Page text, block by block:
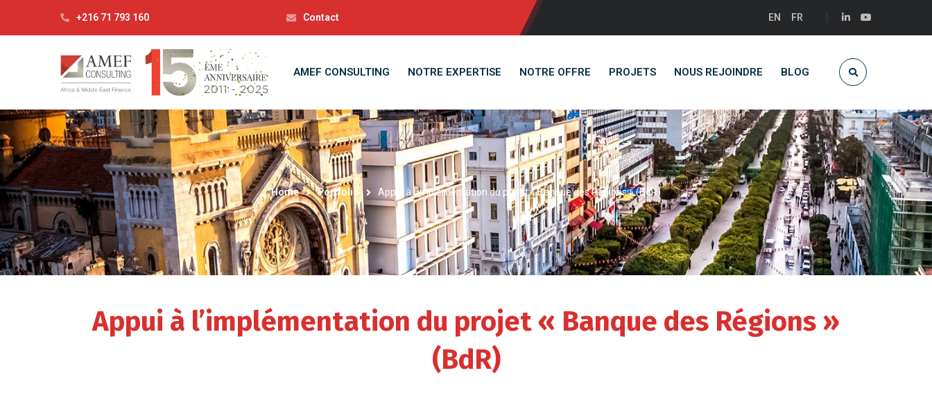
+216 71 793 160 Contact EN FR
AMEF CONSULTING NOTRE EXPERTISE NOTRE OFFRE PROJETS NOUS REJOINDRE BLOG
Home Portfolio Appui à l’implémentation du projet « Banque des Régions » (BdR)
Appui à l’implémentation du projet « Banque des Régions »
(BdR)